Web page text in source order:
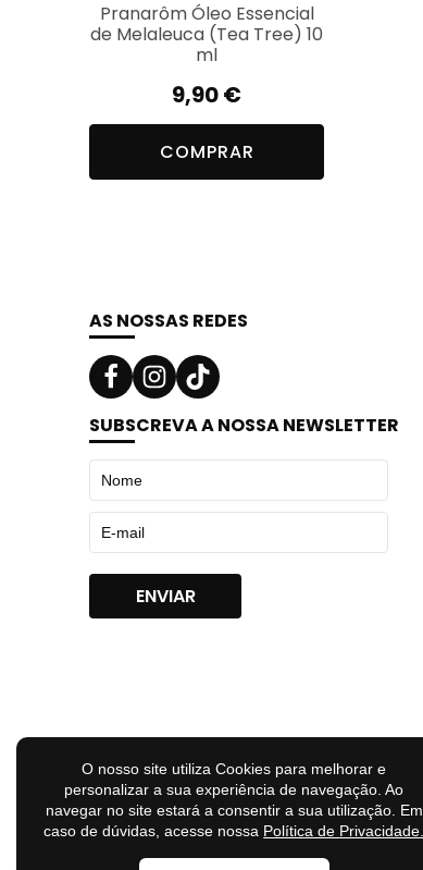
O nosso site utiliza Cookies para melhorar e
personalizar a sua experiência de navegação. Ao
navegar no site estará a consentir a sua utilização. Em
caso de dúvidas, acesse nossa Política de Privacidade.
Pranarôm Óleo Essencial
de Melaleuca (Tea Tree) 10
ml
9,90€
COMPRAR
AS NOSSAS REDES
SUBSCREVA A NOSSA NEWSLETTER